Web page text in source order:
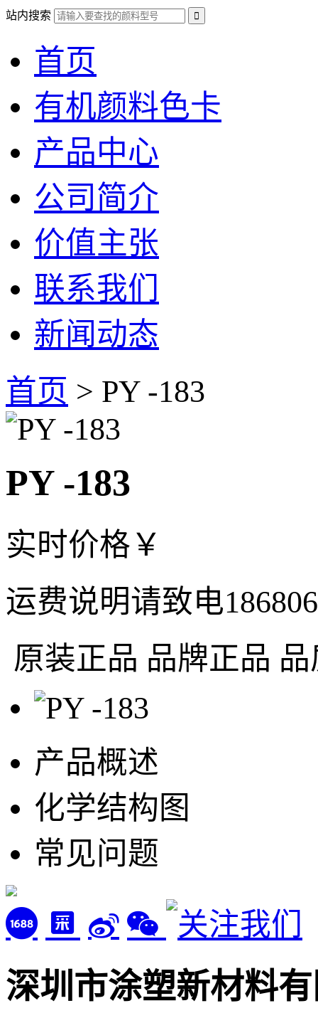
站内搜索
首页
有机颜料色卡
产品中心
公司简介
价值主张
联系我们
新闻动态
首页 > PY -183
PY -183
实时价格￥
运费说明请致电
原装正品 品牌正品
产品概述
化学结构图
常见问题
深圳市涂塑新材料